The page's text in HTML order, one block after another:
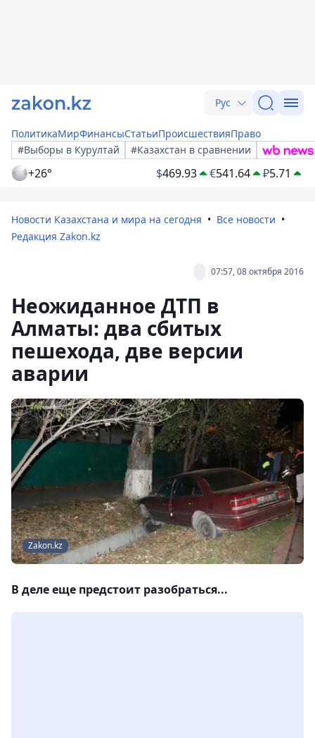
Рус
ПолитикаМирФинансыСтатьиПроисшествияПраво
#Выборы в Курултай
#Казахстан в сравнении
+26° $469.93 €541.64 ₽5.71
Новости Казахстана и мира на сегодня
Все новости
Редакция Zakon.kz
07:57, 08 октября 2016
Неожиданное ДТП в
Алматы: два сбитых
пешехода, две версии
аварии
Zakon.kz
В деле еще предстоит разобраться...